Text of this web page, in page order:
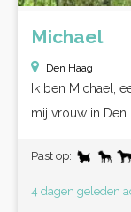
Michael
Den Haag
Ik ben Michael,
mij vrouw in Den
Past op:
4 dagen geleden